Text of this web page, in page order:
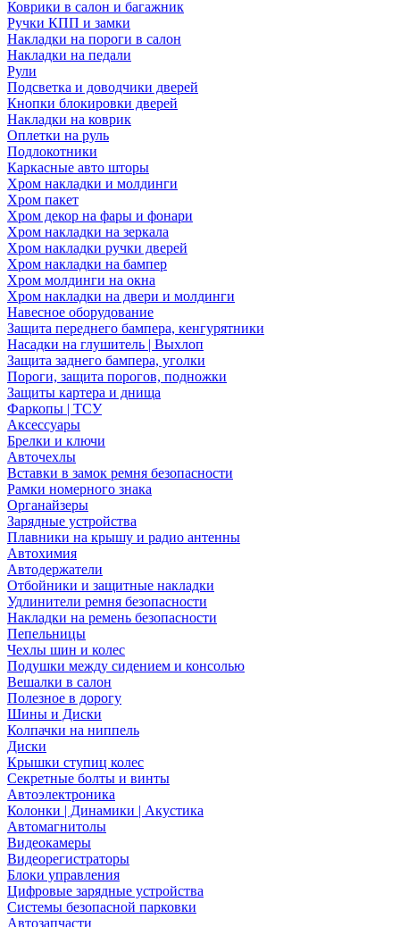
Коврики в салон и багажник
Ручки КПП и замки
Накладки на пороги в салон
Накладки на педали
Рули
Подсветка и доводчики дверей
Кнопки блокировки дверей
Накладки на коврик
Оплетки на руль
Подлокотники
Каркасные авто шторы
Хром накладки и молдинги
Хром пакет
Хром декор на фары и фонари
Хром накладки на зеркала
Хром накладки ручки дверей
Хром накладки на бампер
Хром молдинги на окна
Хром накладки на двери и молдинги
Навесное оборудование
Защита переднего бампера, кенгурятники
Насадки на глушитель | Выхлоп
Защита заднего бампера, уголки
Пороги, защита порогов, подножки
Защиты картера и днища
Фаркопы | ТСУ
Аксессуары
Брелки и ключи
Авточехлы
Вставки в замок ремня безопасности
Рамки номерного знака
Органайзеры
Зарядные устройства
Плавники на крышу и радио антенны
Автохимия
Автодержатели
Отбойники и защитные накладки
Удлинители ремня безопасности
Накладки на ремень безопасности
Пепельницы
Чехлы шин и колес
Подушки между сидением и консолью
Вешалки в салон
Полезное в дорогу
Шины и Диски
Колпачки на ниппель
Диски
Крышки ступиц колес
Секретные болты и винты
Автоэлектроника
Колонки | Динамики | Акустика
Автомагнитолы
Видеокамеры
Видеорегистраторы
Блоки управления
Цифровые зарядные устройства
Системы безопасной парковки
Автозапчасти